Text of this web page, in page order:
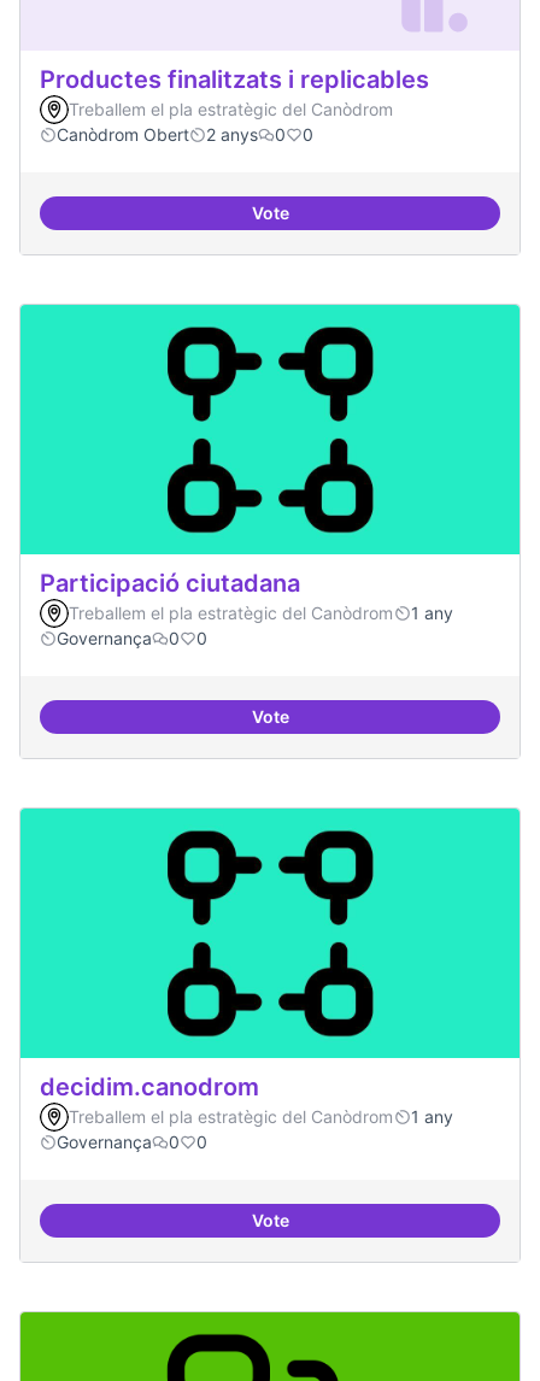
Productes finalitzats i replicables
Treballem el pla estratègic del Canòdrom
Canòdrom Obert
2 anys 0 0
VoteProductes finalitzats i
Participació ciutadana
Treballem el pla estratègic del Canòdrom
1 any
Governança
0 0
VoteParticipació ciutadana
decidim.canodrom
Treballem el pla estratègic del Canòdrom
1 any
Governança
0 0
Votedecidim.canodrom